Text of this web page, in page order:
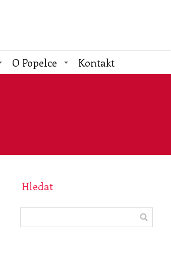
O Popelce Kontakt
Hledat